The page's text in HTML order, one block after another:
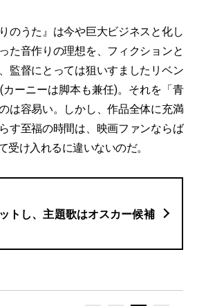
のうた』は今や巨大ビジネスと化し
た音作りの理想を、フィクションと
監督にとっては狙いすましたリベン
カーニーは脚本も兼任)。それを「青
は容易い。しかし、作品全体に充満
す至福の時間は、映画ファンならば
受け入れるに違いないのだ。
トし、主題歌はオスカー候補